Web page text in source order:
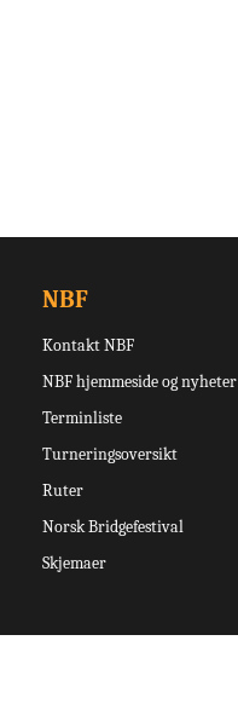
NBF
Kontakt NBF
NBF hjemmeside og nyheter
Terminliste
Turneringsoversikt
Ruter
Norsk Bridgefestival
Skjemaer